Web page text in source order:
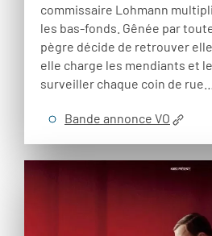
commissaire Lohmann
les bas-fonds. Gênée par
pègre décide de retrouver
elle charge les mendiants et
surveiller chaque coin de rue…
Bande annonce VO